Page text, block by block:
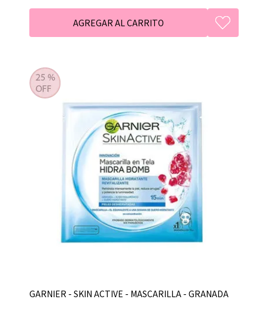
GARNIER - SKIN ACTIVE - MASCARILLA - GRANADA